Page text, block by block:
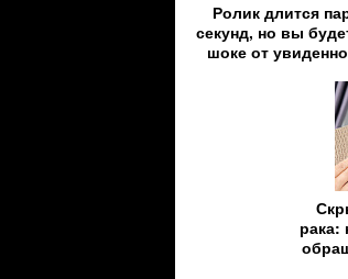
Ролик длится
секунд, но вы
шоке от
рака: